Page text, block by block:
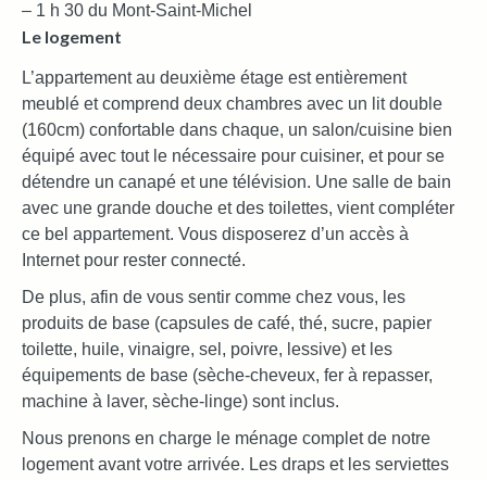
– 1 h 30 du Mont-Saint-Michel
Le logement
L’appartement au deuxième étage est entièrement
meublé et comprend deux chambres avec un lit double
(160cm) confortable dans chaque, un salon/cuisine bien
équipé avec tout le nécessaire pour cuisiner, et pour se
détendre un canapé et une télévision. Une salle de bain
avec une grande douche et des toilettes, vient compléter
ce bel appartement. Vous disposerez d’un accès à
Internet pour rester connecté.
De plus, afin de vous sentir comme chez vous, les
produits de base (capsules de café, thé, sucre, papier
toilette, huile, vinaigre, sel, poivre, lessive) et les
équipements de base (sèche-cheveux, fer à repasser,
machine à laver, sèche-linge) sont inclus.
Nous prenons en charge le ménage complet de notre
logement avant votre arrivée. Les draps et les serviettes